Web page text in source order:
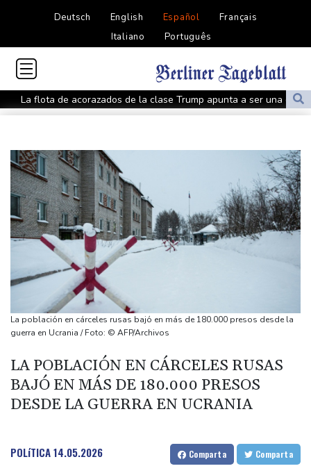
Deutsch English Español
Français
Italiano
Português
La flota de acorazados de la clase Trump apunta a ser una de
las más costosas de la historia
en aranceles de Trump
Kast anuncia un paquete de reformas legislativas contra el
crimen organizado en Chile
La izquierda venezolana se fisura frente a la cercanía con EEUU
EEUU y países aliados en la OEA piden una reunión
extraordinaria de cancilleres sobre Nicaragua
El gobierno de Colombia alerta sobre posibles "actos de
terrorismo" durante la investidura presidencial
Fuerzas de seguridad de Nigeria rescatan a más de 300 rehenes
Alemania alerta sobre una "nueva amenaza" tras un incidente en
un aeropuerto clave para los envíos a Ucrania
Finaliza la erupción del volcán de Fuego en Guatemala, que forzó
a una evacuación masiva
EEUU suspende importaciones de aguacate por una alerta de
La población en cárceles rusas bajó en más de 180.000 presos desde la
guerra en Ucrania / Foto: © AFP/Archivos
LA POBLACIÓN EN CÁRCELES RUSAS
BAJÓ EN MÁS DE 180.000 PRESOS
DESDE LA GUERRA EN UCRANIA
POLíTICA14.05.2026 Comparta Comparta